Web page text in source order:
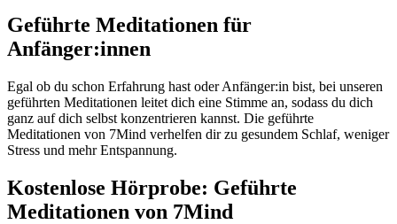
Geführte Meditationen für
Anfänger:innen
Egal ob du schon Erfahrung hast oder Anfänger:in bist, bei unseren
geführten Meditationen leitet dich eine Stimme an, sodass du dich
ganz auf dich selbst konzentrieren kannst. Die geführte
Meditationen von 7Mind verhelfen dir zu gesundem Schlaf, weniger
Stress und mehr Entspannung.
Kostenlose Hörprobe: Geführte
Meditationen von 7Mind